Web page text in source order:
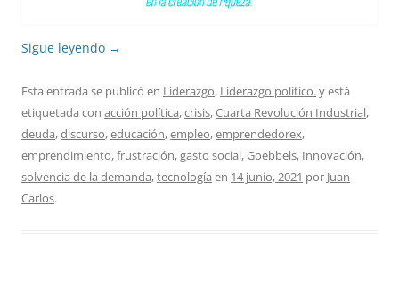
Sigue leyendo →
Esta entrada se publicó en Liderazgo, Liderazgo político.y está
etiquetada con acción política,crisis,Cuarta Revolución Industrial,
deuda,discurso,educación,empleo,emprendedorex,
emprendimiento,frustración,gasto social,Goebbels, Innovación,
solvencia de la demanda,tecnología en 14 junio, 2021 por Juan
Carlos.